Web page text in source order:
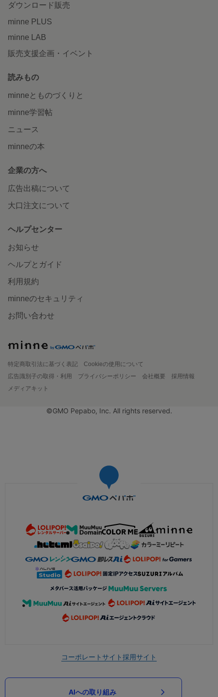
ダウンロード販売
minne PLUS
minne LAB
販売支援企画・イベント
読みもの
minneとものづくりと
minne学習帖
ニュース
minneの本
企業の方へ
広告出稿について
大口注文について
ヘルプセンター
お知らせ
ヘルプとガイド
利用規約
minneのセキュリティ
お問い合わせ
特定商取引法に基づく表記
Cookieの使用について
広告識別子の取得・利用
プライバシーポリシー 会社概要
採用情報
メディアキット
©GMO Pepabo, Inc. All rights reserved.
コーポレートサイト採用サイト
AIへの取り組み